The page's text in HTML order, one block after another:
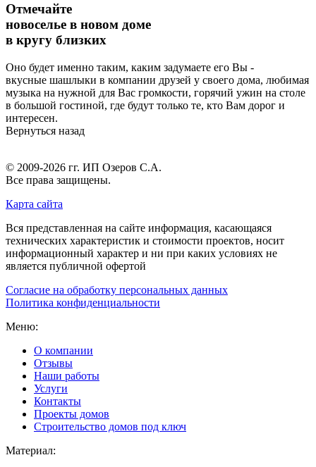
Отмечайте
новоселье в новом доме
в кругу близких
Оно будет именно таким, каким задумаете его Вы -
вкусные шашлыки в компании друзей у своего дома, любимая
музыка на нужной для Вас громкости, горячий ужин на столе
в большой гостиной, где будут только те, кто Вам дорог и
интересен.
Вернуться назад
© 2009-2026 гг. ИП Озеров С.А.
Все права защищены.
Карта сайта
Вся представленная на сайте информация, касающаяся
технических характеристик и стоимости проектов, носит
информационный характер и ни при каких условиях не
является публичной офертой
Согласие на обработку персональных данных
Политика конфиденциальности
Меню:
О компании
Отзывы
Наши работы
Услуги
Контакты
Проекты домов
Строительство домов под ключ
Материал: